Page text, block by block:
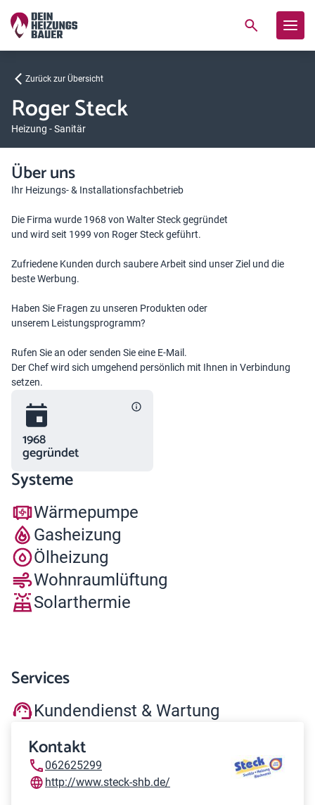
Zurück zur Übersicht
Roger Steck
Heizung - Sanitär
Über uns
Ihr Heizungs- & Installationsfachbetrieb
Die Firma wurde 1968 von Walter Steck gegründet
und wird seit 1999 von Roger Steck geführt.
Zufriedene Kunden durch saubere Arbeit sind unser Ziel und die
beste Werbung.
Haben Sie Fragen zu unseren Produkten oder
unserem Leistungsprogramm?
Rufen Sie an oder senden Sie eine E-Mail.
Der Chef wird sich umgehend persönlich mit Ihnen in Verbindung
setzen.
1968
gegründet
Systeme
Wärmepumpe
Gasheizung
Ölheizung
Wohnraumlüftung
Solarthermie
Services
Kundendienst & Wartung
Kontakt
062625299
http://www.steck-shb.de/